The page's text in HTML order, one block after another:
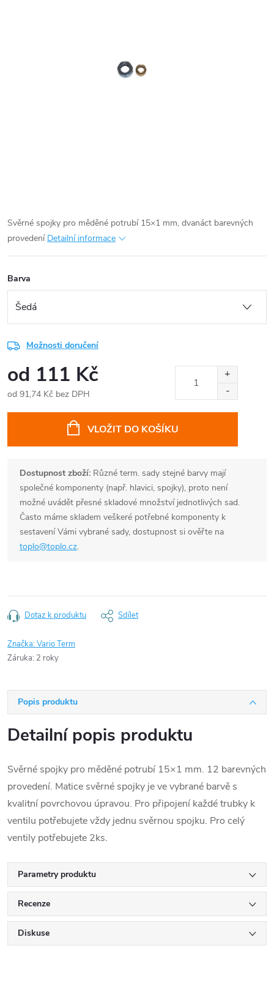
Svěrné spojky pro měděné potrubí 15×1 mm, dvanáct barevných
provedení Detailní informace
Barva
Možnosti doručení
od 111 Kč
od 91,74 Kč bez DPH
VLOŽIT DO KOŠÍKU
Dostupnost zboží: Různé term. sady stejné barvy mají
společné komponenty (např. hlavici, spojky), proto není
možné uvádět přesné skladové množství jednotlivých sad.
Často máme skladem veškeré potřebné komponenty k
sestavení Vámi vybrané sady, dostupnost si ověřte na
toplo@toplo.cz.
Dotaz k produktu Sdílet
Značka:Vario Term
Záruka: 2 roky
Popis produktu
Detailní popis produktu
Svěrné spojky pro měděné potrubí 15×1 mm. 12 barevných
provedení. Matice svěrné spojky je ve vybrané barvě s
kvalitní povrchovou úpravou. Pro připojení každé trubky k
ventilu potřebujete vždy jednu svěrnou spojku. Pro celý
ventily potřebujete 2ks.
Parametry produktu
Recenze
Diskuse